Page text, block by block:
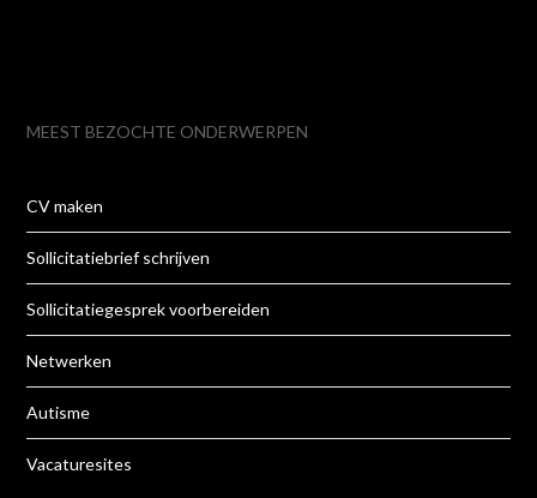
MEEST BEZOCHTE ONDERWERPEN
CV maken
Sollicitatiebrief schrijven
Sollicitatiegesprek voorbereiden
Netwerken
Autisme
Vacaturesites